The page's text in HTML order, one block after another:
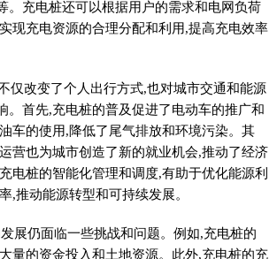
。充电桩还可以根据用户的需求和电网负荷
现充电资源的合理分配和利用,提高充电效率
仅改变了个人出行方式,也对城市交通和能源
。首先,充电桩的普及促进了电动车的推广和
车的使用,降低了尾气排放和环境污染。其
营也为城市创造了新的就业机会,推动了经济
电桩的智能化管理和调度,有助于优化能源利
,推动能源转型和可持续发展。
展仍面临一些挑战和问题。例如,充电桩的
量的资金投入和土地资源。此外,充电桩的充